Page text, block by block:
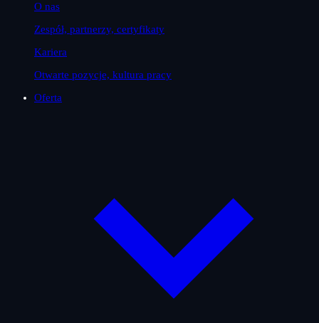
O nas
Zespół, partnerzy, certyfikaty
Kariera
Otwarte pozycje, kultura pracy
Oferta